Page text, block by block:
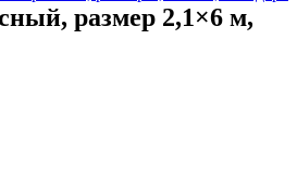
размер 2,1×6 м,